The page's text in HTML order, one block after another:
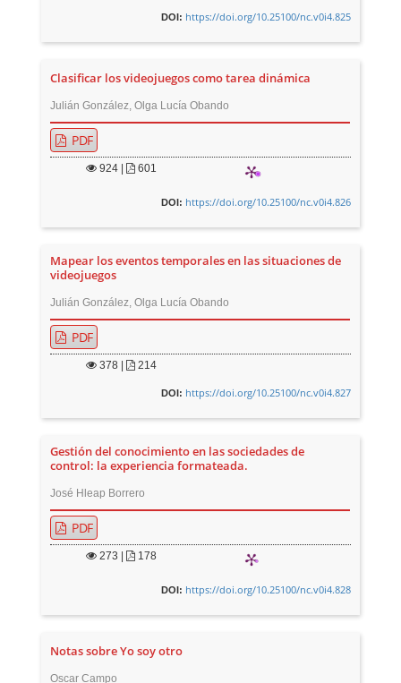
DOI: https://doi.org/10.25100/nc.v0i4.825
Clasificar los videojuegos como tarea dinámica
Julián González, Olga Lucía Obando
PDF
924 601
DOI: https://doi.org/10.25100/nc.v0i4.826
Mapear los eventos temporales en las situaciones de
videojuegos
Julián González, Olga Lucía Obando
PDF
378 214
DOI: https://doi.org/10.25100/nc.v0i4.827
Gestión del conocimiento en las sociedades de
control: la experiencia formateada.
José Hleap Borrero
PDF
273 178
DOI: https://doi.org/10.25100/nc.v0i4.828
Notas sobre Yo soy otro
Oscar Campo